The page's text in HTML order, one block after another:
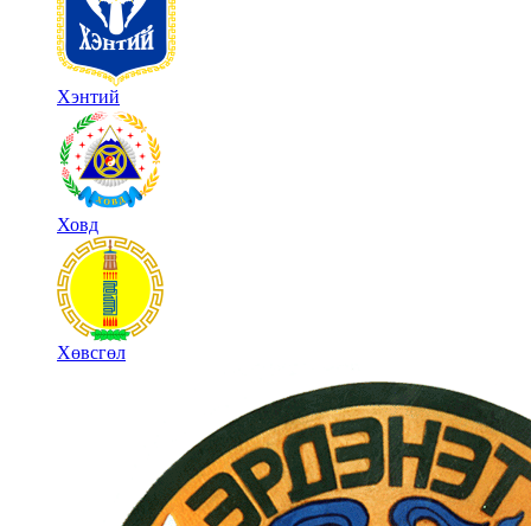
Хэнтий
Ховд
Хөвсгөл